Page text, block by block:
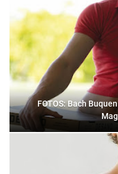
FOTOS: Bach